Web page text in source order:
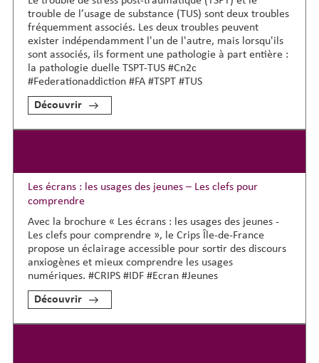
trouble de l’usage de substance (TUS) sont deux troubles
fréquemment associés. Les deux troubles peuvent
exister indépendamment l'un de l'autre, mais lorsqu'ils
sont associés, ils forment une pathologie à part entière :
la pathologie duelle TSPT-TUS #Cn2c
#Federationaddiction #FA #TSPT #TUS
Découvrir
Les écrans : les usages des jeunes – Les clefs pour
comprendre
Avec la brochure « Les écrans : les usages des jeunes -
Les clefs pour comprendre », le Crips Île-de-France
propose un éclairage accessible pour sortir des discours
anxiogènes et mieux comprendre les usages
numériques. #CRIPS #IDF #Ecran #Jeunes
Découvrir